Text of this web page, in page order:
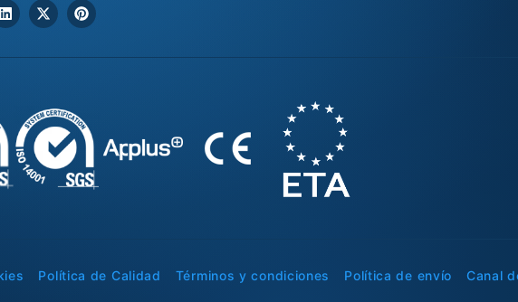
Política de Calidad Términos y condiciones Política de envío Canal